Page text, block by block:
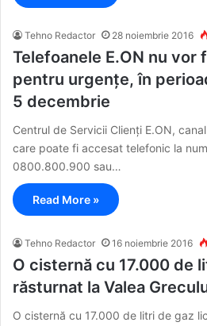
Tehno Redactor 28 noiembrie 2016
Telefoanele E.ON nu vor
pentru urgențe, în
5 decembrie
Centrul de Servicii Clienți E.ON,
care poate fi accesat telefonic la
0800.800.900 sau…
Read More »
Tehno Redactor 16 noiembrie 2016
O cisternă cu 17.000 de
răsturnat la Valea
O cisternă cu 17.000 de litri de gaz